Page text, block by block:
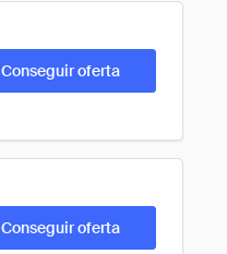
Conseguir oferta
Conseguir oferta